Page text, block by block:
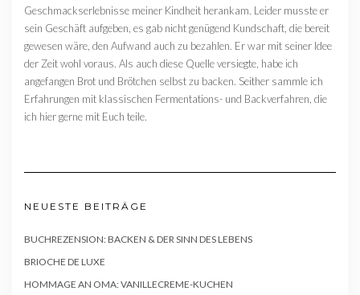
Geschmackserlebnisse meiner Kindheit herankam. Leider musste er
sein Geschäft aufgeben, es gab nicht genügend Kundschaft, die bereit
gewesen wäre, den Aufwand auch zu bezahlen. Er war mit seiner Idee
der Zeit wohl voraus. Als auch diese Quelle versiegte, habe ich
angefangen Brot und Brötchen selbst zu backen. Seither sammle ich
Erfahrungen mit klassischen Fermentations- und Backverfahren, die
ich hier gerne mit Euch teile.
NEUESTE BEITRÄGE
BUCHREZENSION: BACKEN & DER SINN DES LEBENS
BRIOCHE DE LUXE
HOMMAGE AN OMA: VANILLECREME-KUCHEN